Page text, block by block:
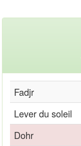
Fadjr
Lever du soleil
Dohr